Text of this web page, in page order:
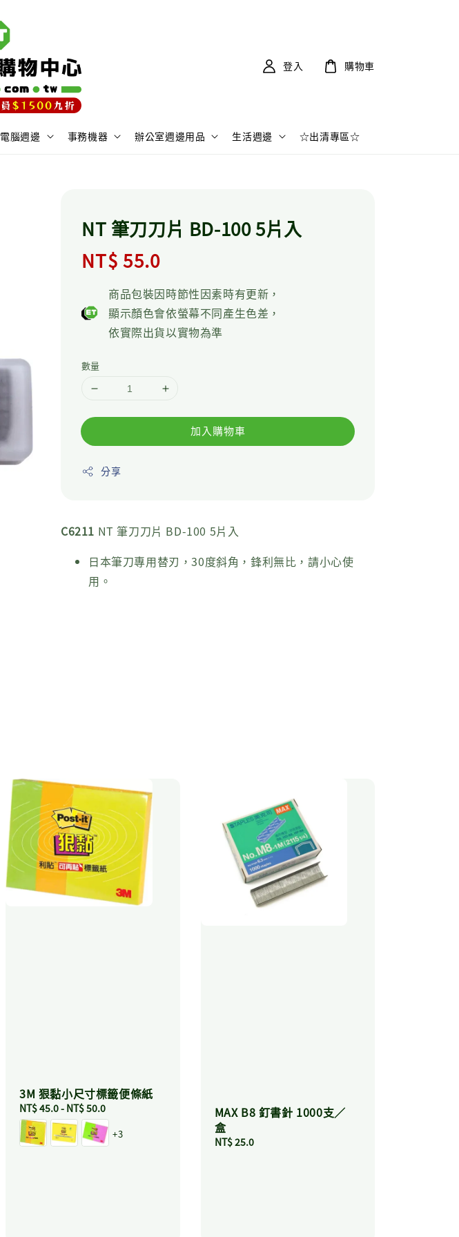
電腦週邊 事務機器 辦公室週邊用品 生活週邊 ☆出清專區☆
登入 購物車
NT 筆刀刀片 BD-100 5片入
Regular
price
NT$ 55.0
商品包裝因時節性因素時有更新，
顯示顏色會依螢幕不同產生色差，
依實際出貨以實物為準
數量
加入購物車
分享
C6211 NT 筆刀刀片 BD-100 5片入
日本筆刀專用替刃，30度斜角，鋒利無比，請小心使
用。
3M 狠黏小尺寸標籤便條紙
Regular
price
NT$ 45.0- NT$ 50.0
+3
MAX B8 釘書針 1000支／
盒
Regular
NT$ 25.0